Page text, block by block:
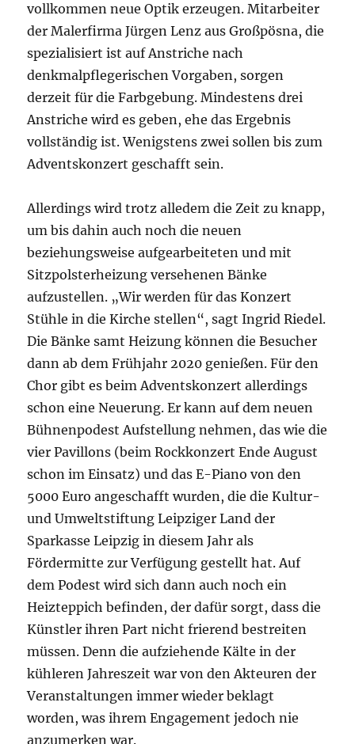
vollkommen neue Optik erzeugen. Mitarbeiter
der Malerfirma Jürgen Lenz aus Großpösna, die
spezialisiert ist auf Anstriche nach
denkmalpflegerischen Vorgaben, sorgen
derzeit für die Farbgebung. Mindestens drei
Anstriche wird es geben, ehe das Ergebnis
vollständig ist. Wenigstens zwei sollen bis zum
Adventskonzert geschafft sein.
Allerdings wird trotz alledem die Zeit zu knapp,
um bis dahin auch noch die neuen
beziehungsweise aufgearbeiteten und mit
Sitzpolsterheizung versehenen Bänke
aufzustellen. „Wir werden für das Konzert
Stühle in die Kirche stellen“, sagt Ingrid Riedel.
Die Bänke samt Heizung können die Besucher
dann ab dem Frühjahr 2020 genießen. Für den
Chor gibt es beim Adventskonzert allerdings
schon eine Neuerung. Er kann auf dem neuen
Bühnenpodest Aufstellung nehmen, das wie die
vier Pavillons (beim Rockkonzert Ende August
schon im Einsatz) und das E-Piano von den
5000 Euro angeschafft wurden, die die Kultur-
und Umweltstiftung Leipziger Land der
Sparkasse Leipzig in diesem Jahr als
Fördermitte zur Verfügung gestellt hat. Auf
dem Podest wird sich dann auch noch ein
Heizteppich befinden, der dafür sorgt, dass die
Künstler ihren Part nicht frierend bestreiten
müssen. Denn die aufziehende Kälte in der
kühleren Jahreszeit war von den Akteuren der
Veranstaltungen immer wieder beklagt
worden, was ihrem Engagement jedoch nie
anzumerken war.